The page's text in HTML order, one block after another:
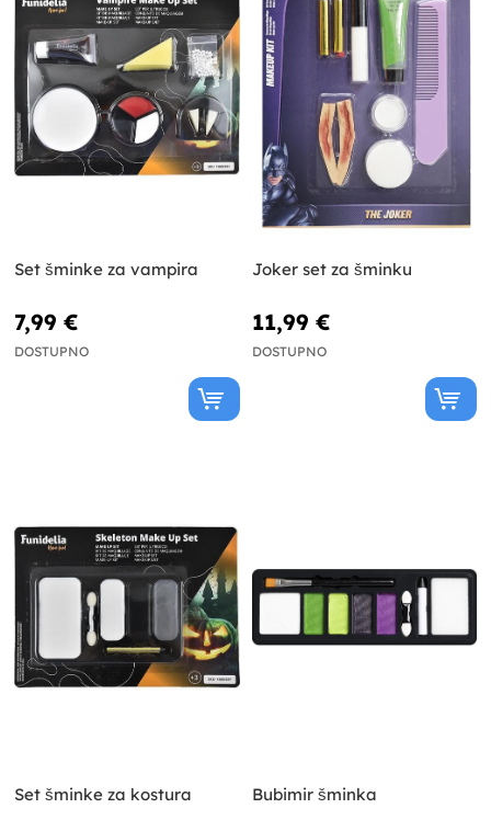
Set šminke za vampira
7,99 €
DOSTUPNO
Joker set za šminku
11,99 €
DOSTUPNO
Set šminke za kostura Bubimir šminka